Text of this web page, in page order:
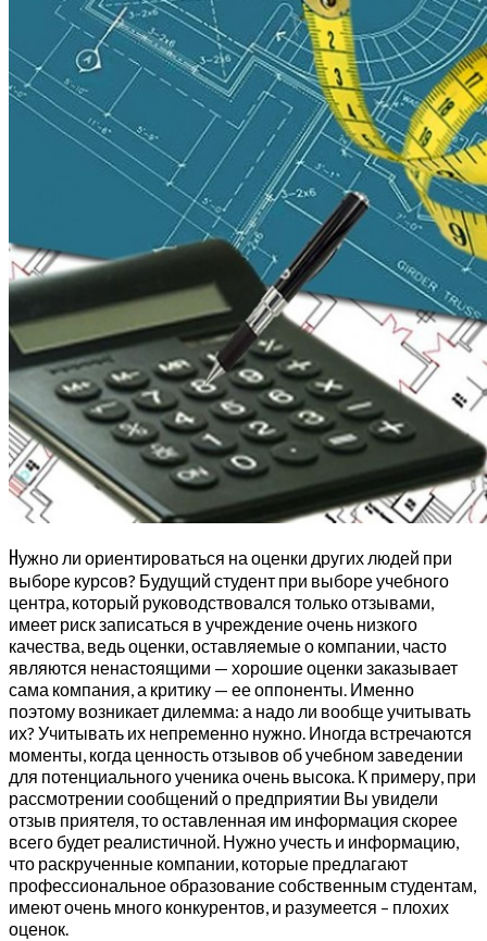
Нужно ли ориентироваться на оценки других людей при
выборе курсов? Будущий студент при выборе учебного
центра, который руководствовался только отзывами,
имеет риск записаться в учреждение очень низкого
качества, ведь оценки, оставляемые о компании, часто
являются ненастоящими — хорошие оценки заказывает
сама компания, а критику — ее оппоненты. Именно
поэтому возникает дилемма: а надо ли вообще учитывать
их? Учитывать их непременно нужно. Иногда встречаются
моменты, когда ценность отзывов об учебном заведении
для потенциального ученика очень высока. К примеру, при
рассмотрении сообщений о предприятии Вы увидели
отзыв приятеля, то оставленная им информация скорее
всего будет реалистичной. Нужно учесть и информацию,
что раскрученные компании, которые предлагают
профессиональное образование собственным студентам,
имеют очень много конкурентов, и разумеется – плохих
оценок.